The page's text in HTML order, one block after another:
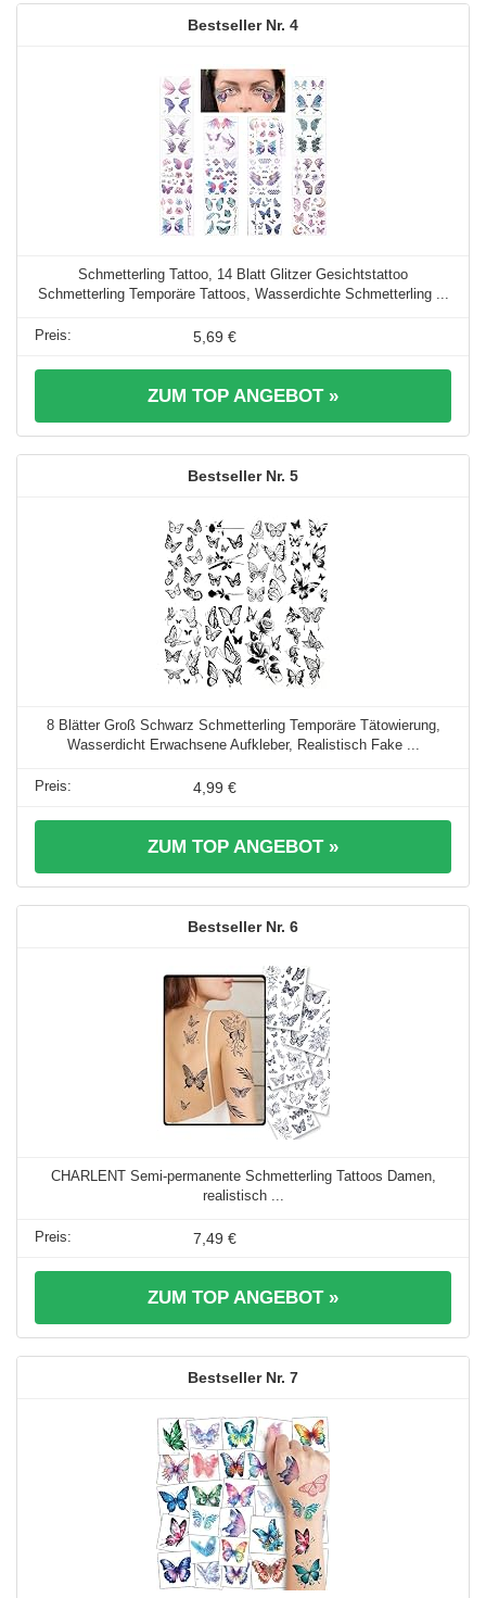
4
Schmetterling Tattoo, 14 Blatt Glitzer Gesichtstattoo
Schmetterling Temporäre Tattoos, Wasserdichte Schmetterling ...
5,69 €
ZUM TOP ANGEBOT »
5
8 Blätter Groß Schwarz Schmetterling Temporäre Tätowierung,
Wasserdicht Erwachsene Aufkleber, Realistisch Fake ...
4,99 €
ZUM TOP ANGEBOT »
6
CHARLENT Semi-permanente Schmetterling Tattoos Damen,
realistisch ...
7,49 €
ZUM TOP ANGEBOT »
7